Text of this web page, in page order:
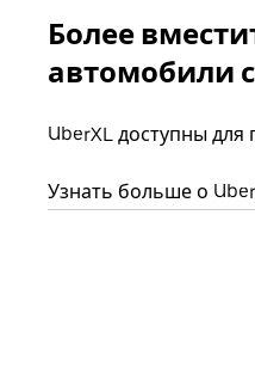
Более
автомобили с
UberXL доступны для
Узнать больше о